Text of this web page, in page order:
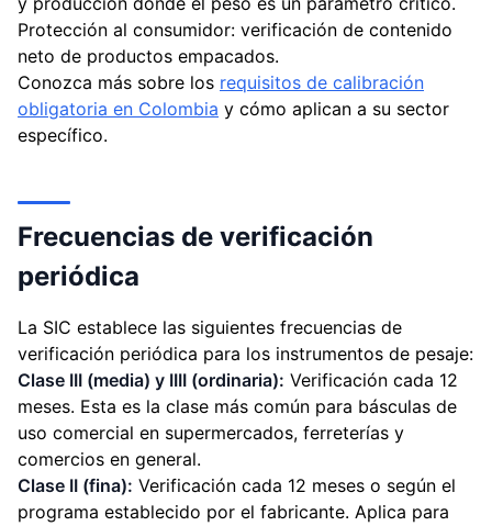
Protección al consumidor: verificación de contenido
neto de productos empacados.
Conozca más sobre los requisitos de calibración
obligatoria en Colombia y cómo aplican a su sector
específico.
Frecuencias de verificación
periódica
La SIC establece las siguientes frecuencias de
verificación periódica para los instrumentos de pesaje:
Clase III (media) y IIII (ordinaria): Verificación cada 12
meses. Esta es la clase más común para básculas de
uso comercial en supermercados, ferreterías y
comercios en general.
Clase II (fina): Verificación cada 12 meses o según el
programa establecido por el fabricante. Aplica para